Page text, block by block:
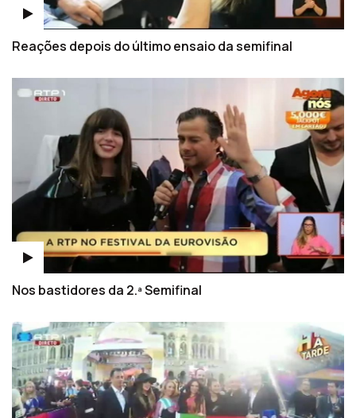
Reações depois do último ensaio da semifinal
Nos bastidores da 2.ª Semifinal